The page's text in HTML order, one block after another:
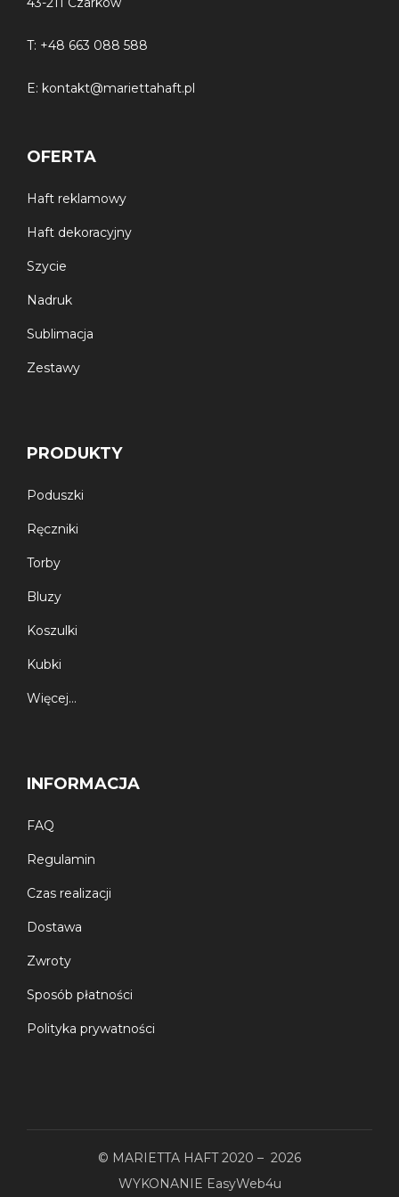
komputerowego. Ręczniki posiadają certyfikat OEKO-
14697:2007
T: +48 663 088 588
E: kontakt@mariettahaft.pl
OFERTA
Haft reklamowy
Haft dekoracyjny
Szycie
Nadruk
Sublimacja
Zestawy
PRODUKTY
Poduszki
Ręczniki
Torby
Bluzy
Koszulki
Kubki
Więcej…
INFORMACJA
FAQ
Regulamin
Czas realizacji
Dostawa
Zwroty
Sposób płatności
Polityka prywatności
© MARIETTA HAFT 2020 – 2026
WYKONANIE EasyWeb4u